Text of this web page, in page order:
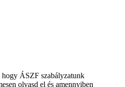
hogy ÁSZF szabályzatunk
olvasd el és amennyiben